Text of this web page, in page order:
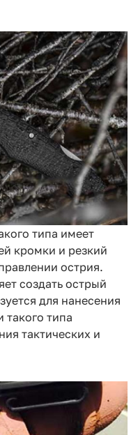
типа имеет
кромки и резкий
острия.
создать острый
для нанесения
типа
тактических и